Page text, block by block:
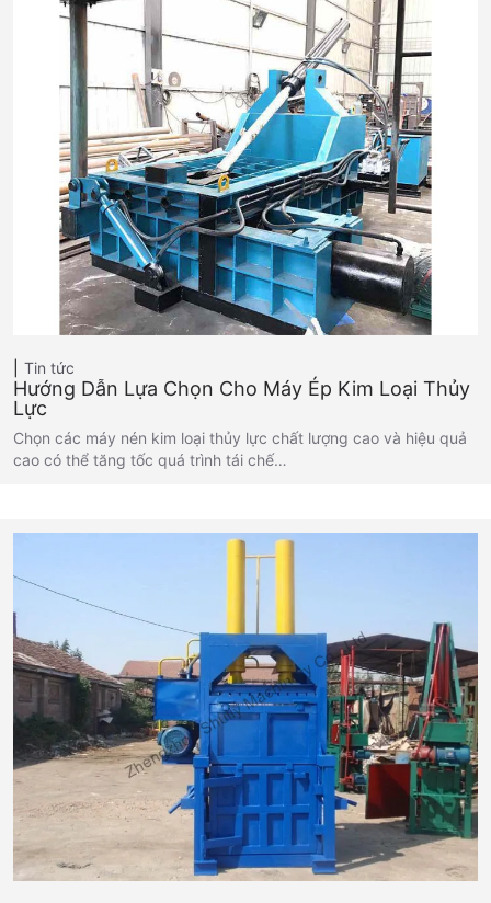
Tin tức
Hướng Dẫn Lựa Chọn Cho Máy Ép Kim Loại Thủy
Lực
Chọn các máy nén kim loại thủy lực chất lượng cao và hiệu quả
cao có thể tăng tốc quá trình tái chế…